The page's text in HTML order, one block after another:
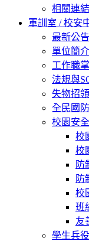
相關連結
軍訓室 / 校安
最新公告
單位簡介
工作職掌
法規與
失物招
全民國
校園安全
校
校
防
防
校
班
友
學生兵役